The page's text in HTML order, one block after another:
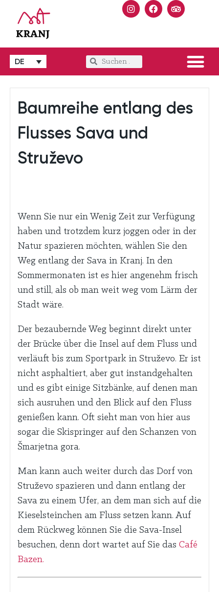
DE
Baumreihe entlang des
Flusses Sava und
Struževo
Wenn Sie nur ein Wenig Zeit zur Verfügung
haben und trotzdem kurz joggen oder in der
Natur spazieren möchten, wählen Sie den
Weg entlang der Sava in Kranj. In den
Sommermonaten ist es hier angenehm frisch
und still, als ob man weit weg vom Lärm der
Stadt wäre.
Der bezaubernde Weg beginnt direkt unter
der Brücke über die Insel auf dem Fluss und
verläuft bis zum Sportpark in Struževo. Er ist
nicht asphaltiert, aber gut instandgehalten
und es gibt einige Sitzbänke, auf denen man
sich ausruhen und den Blick auf den Fluss
genießen kann. Oft sieht man von hier aus
sogar die Skispringer auf den Schanzen von
Šmarjetna gora.
Man kann auch weiter durch das Dorf von
Struževo spazieren und dann entlang der
Sava zu einem Ufer, an dem man sich auf die
Kieselsteinchen am Fluss setzen kann. Auf
dem Rückweg können Sie die Sava-Insel
besuchen, denn dort wartet auf Sie das Café
Bazen.